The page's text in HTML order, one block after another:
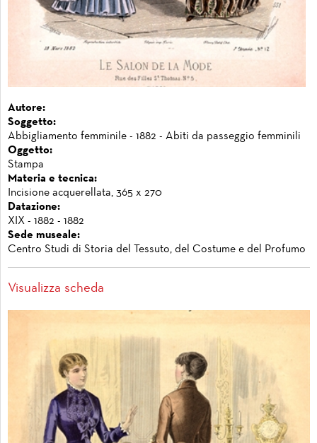
Autore:
Soggetto:
Abbigliamento femminile - 1882 - Abiti da passeggio femminili
Oggetto:
Stampa
Materia e tecnica:
Incisione acquerellata, 365 x 270
Datazione:
XIX - 1882 - 1882
Sede museale:
Centro Studi di Storia del Tessuto, del Costume e del Profumo
Visualizza scheda